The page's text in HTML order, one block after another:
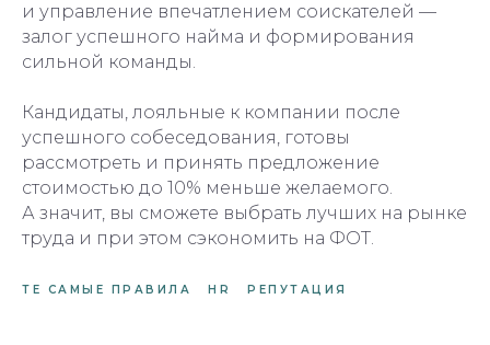
и управление впечатлением соискателей —
залог успешного найма и формирования
сильной команды.
Кандидаты, лояльные к компании после
успешного собеседования, готовы
рассмотреть и принять предложение
стоимостью до 10% меньше желаемого.
А значит, вы сможете выбрать лучших на рынке
труда и при этом сэкономить на ФОТ.
ТЕ САМЫЕ ПРАВИЛА HR РЕПУТАЦИЯ